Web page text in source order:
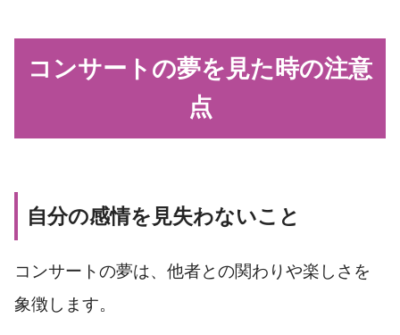
コンサートの夢を見た時の注意
点
自分の感情を見失わないこと
コンサートの夢は、他者との関わりや楽しさを
象徴します。